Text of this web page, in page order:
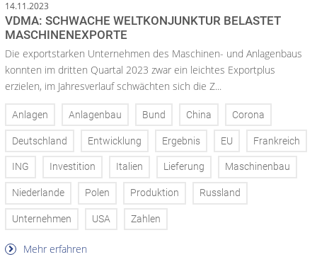
14.11.2023
VDMA: SCHWACHE WELTKONJUNKTUR BELASTET
MASCHINENEXPORTE
Die exportstarken Unternehmen des Maschinen- und Anlagenbaus
konnten im dritten Quartal 2023 zwar ein leichtes Exportplus
erzielen, im Jahresverlauf schwächten sich die Z...
Anlagen Anlagenbau Bund China Corona
Deutschland Entwicklung Ergebnis EU Frankreich
ING Investition Italien Lieferung Maschinenbau
Niederlande Polen Produktion Russland
Unternehmen USA Zahlen
Mehr erfahren